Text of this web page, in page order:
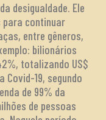
desigualdade. Ele
para continuar
entre gêneros,
bilionários
totalizando US$
Covid-19, segundo
de 99% da
de pessoas